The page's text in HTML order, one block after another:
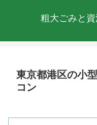
粗大ごみと
東京都港区の小
コン